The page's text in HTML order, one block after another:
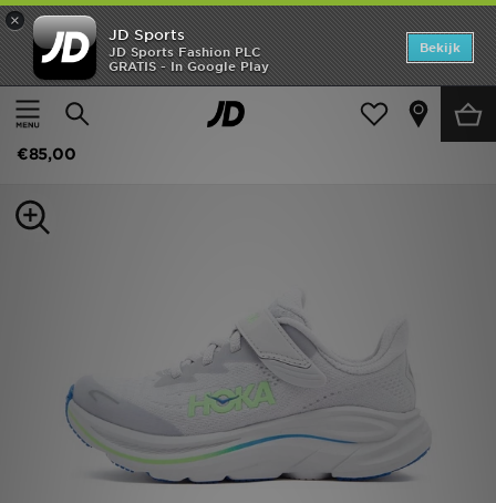
×
JD Sports
JD Sports Fashion PLC
GRATIS - In Google Play
Bekijk
Thuis
Kids Kinderschoenen (Maten 28-35) Alle Sneakers
HOKA Clifton 10 Kids
€85,00
Home
Offers
Dames
Voetbal